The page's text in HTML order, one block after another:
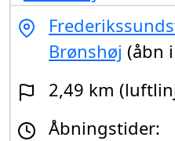
Brønshøj (åbn
2,49 km
Åbningstider: